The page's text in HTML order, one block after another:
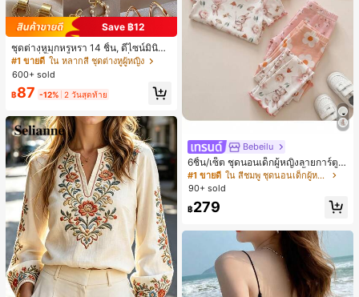
Save ฿12
ชุดต่างหูมุกหรูหรา 14 ชิ้น, ดีไซน์มินิมอ
ลใหม่ที่เป็นเอกลักษณ์ ต่างหูที่สง่างาม
สำหรับผู้หญิง, ของขวัญสำหรับเธอ
#1 ขายดี ใน หลากสี ชุดต่างหูผู้หญิง
600+ sold
฿87 -12% 2 วันสุดท้าย
Bebeilu
6ชิ้น/เซ็ต ชุดนอนเด็กผู้หญิงลายการ์ตูน
หมีและดอกไม้ คอกลม แขนสั้น กางเกง
ขาสั้น ขอบระบาย สวมใส่สบาย
#1 ขายดี
ใน สีชมพู ชุดนอนเด็กผู้หญิง
90+ sold
฿279